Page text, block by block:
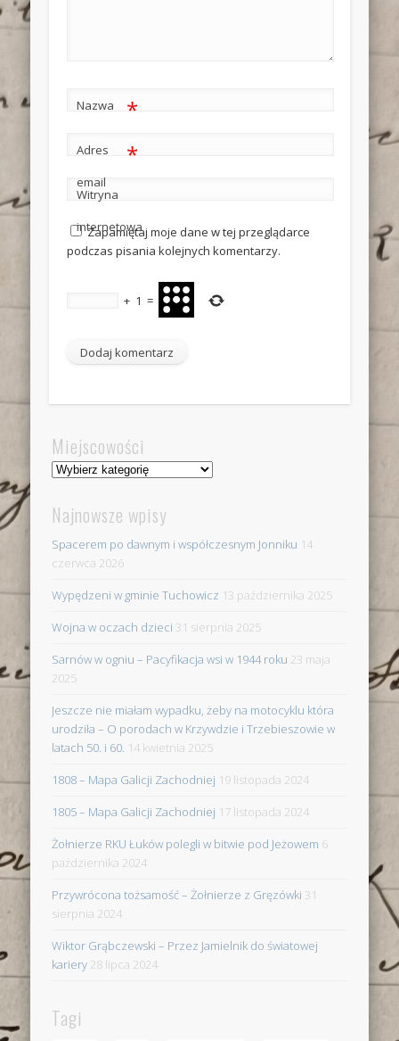
Nazwa *
Adres
email
*
Witryna
internetowa
Zapamiętaj moje dane w tej przeglądarce
podczas pisania kolejnych komentarzy.
+ 1 =
Miejscowości
Miejscowości
Najnowsze wpisy
Spacerem po dawnym i współczesnym Jonniku 14
czerwca 2026
Wypędzeni w gminie Tuchowicz 13 października 2025
Wojna w oczach dzieci 31 sierpnia 2025
Sarnów w ogniu – Pacyfikacja wsi w 1944 roku 23 maja
2025
Jeszcze nie miałam wypadku, żeby na motocyklu która
urodziła – O porodach w Krzywdzie i Trzebieszowie w
latach 50. i 60. 14 kwietnia 2025
1808 – Mapa Galicji Zachodniej 19 listopada 2024
1805 – Mapa Galicji Zachodniej 17 listopada 2024
Żołnierze RKU Łuków polegli w bitwie pod Jeżowem 6
października 2024
Przywrócona tożsamość – Żołnierze z Gręzówki 31
sierpnia 2024
Wiktor Grąbczewski – Przez Jamielnik do światowej
kariery 28 lipca 2024
Tagi